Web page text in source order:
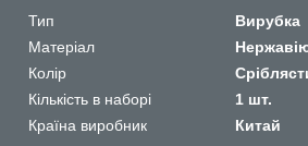
Тип
Вирубка
Матеріал
Колір
Кількість в наборі
1 шт.
Країна виробник
Китай